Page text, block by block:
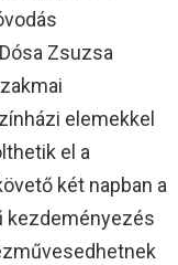
Zsuzsa
elemekkel
el a
két napban a
kezdeményezés